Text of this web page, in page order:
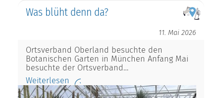
Was blüht denn da?
11. Mai 2026
Ortsverband Oberland besuchte den
Botanischen Garten in München Anfang Mai
besuchte der Ortsverband…
Weiterlesen